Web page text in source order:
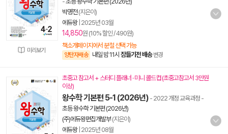
미리보기
박명전(지은이)
에듀왕| 2025년 03월
14,850원 (10% 할인 / 490원)
책소개페이지에서 분철 선택 가능
양탄자배송 내일 밤 11시 잠들기전 배송 변경
초중고 참고서 + 스터디 플래너 · 미니 콜드컵 (초중고참고서 3만원
이상)
왕수학 기본편 5-1 (2026년) - 2022 개정 교육과정 -
초등 왕수학 기본편 (2026년)
(주)에듀왕편집개발부(지은이)
에듀왕| 2025년 08월